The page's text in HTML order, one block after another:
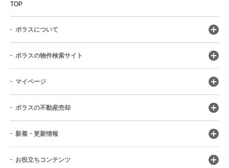
TOP
ポラスについて
ポラスの物件検索サイト
マイページ
ポラスの不動産売却
新着・更新情報
お役立ちコンテンツ